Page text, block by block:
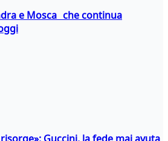
e Mosca che continua
Guccini, la fede mai avuta